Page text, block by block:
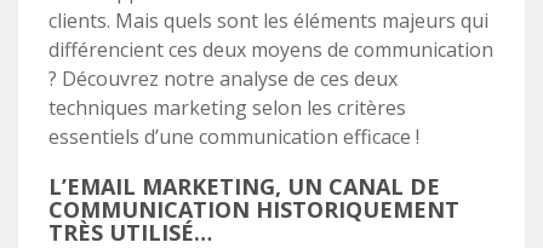
clients. Mais quels sont les éléments majeurs qui
différencient ces deux moyens de communication
? Découvrez notre analyse de ces deux
techniques marketing selon les critères
essentiels d’une communication efficace !
L’EMAIL MARKETING, UN CANAL DE
COMMUNICATION HISTORIQUEMENT
TRÈS UTILISÉ…